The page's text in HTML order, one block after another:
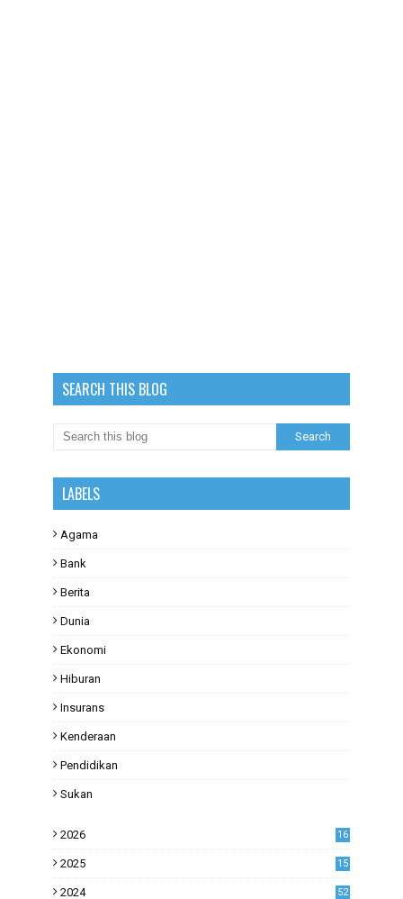
SEARCH THIS BLOG
LABELS
Agama
Bank
Berita
Dunia
Ekonomi
Hiburan
Insurans
Kenderaan
Pendidikan
Sukan
2026 16
2025 15
2024 52